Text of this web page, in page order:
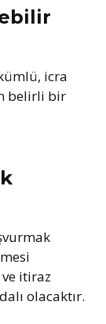
icra
belirli bir
itiraz
olacaktır.